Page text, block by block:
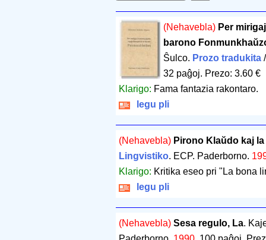
(Nehavebla) Per
barono
Ŝulco. Prozo tradukita
32 paĝoj. Prezo: 3.60 €
Klarigo: Fama fantazia rakontaro.
legu pli
(Nehavebla) Pirono Klaŭdo kaj
Lingvistiko. ECP. Paderborno.
Klarigo: Kritika eseo pri "La bona
legu pli
(Nehavebla) Sesa regulo, La.